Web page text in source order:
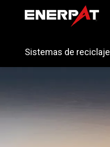
Sistemas de reciclaje